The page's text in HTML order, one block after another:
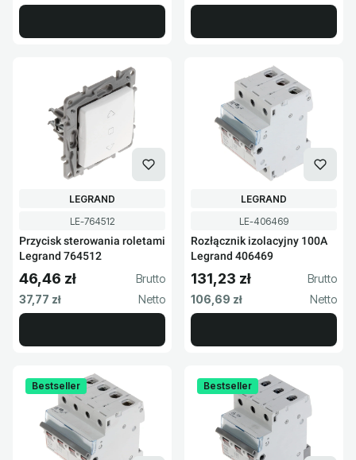
Kod produktu
LE-764512
Przycisk sterowania roletami
Legrand 764512
PRODUCENT
LEGRAND
Cena brutto
46,46 zł
Cena netto
37,77 zł
Kod produktu
LE-406469
Rozłącznik izolacyjny 100A
Legrand 406469
PRODUCENT
LEGRAND
Cena brutto
131,23 zł
Cena netto
106,69 zł
Bestseller Bestseller